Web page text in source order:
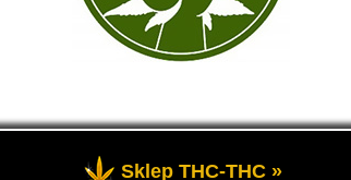
Sklep THC-THC »